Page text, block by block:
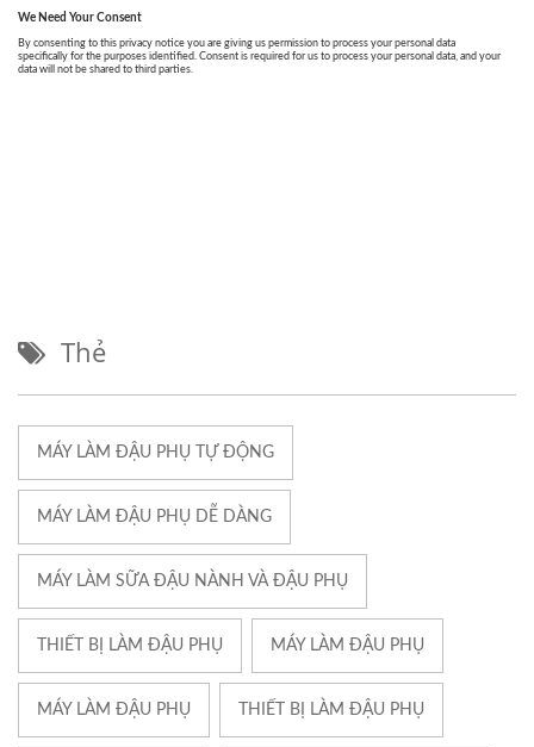
Thẻ
MÁY LÀM ĐẬU PHỤ TỰ ĐỘNG
MÁY LÀM ĐẬU PHỤ DỄ DÀNG
MÁY LÀM SỮA ĐẬU NÀNH VÀ ĐẬU PHỤ
THIẾT BỊ LÀM ĐẬU PHỤ MÁY LÀM ĐẬU PHỤ
MÁY LÀM ĐẬU PHỤ THIẾT BỊ LÀM ĐẬU PHỤ